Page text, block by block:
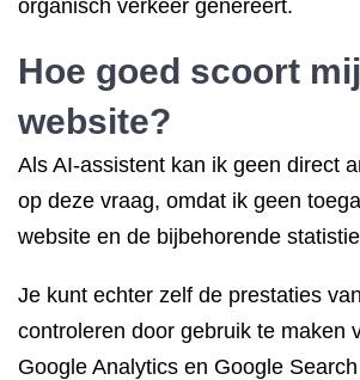
organisch verkeer genereert.
Hoe goed scoort
website?
Als AI-assistent kan ik geen direct
op deze vraag, omdat ik geen
website en de bijbehorende
Je kunt echter zelf de prestaties
controleren door gebruik te maken
Google Analytics en Google